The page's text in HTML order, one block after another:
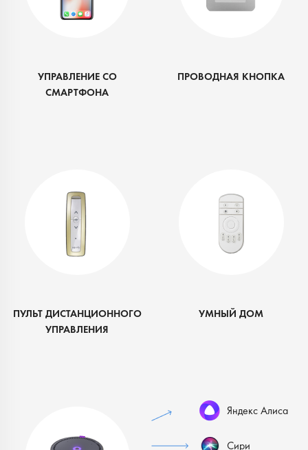
УПРАВЛЕНИЕ СО
СМАРТФОНА
ПРОВОДНАЯ КНОПКА
ПУЛЬТ ДИСТАНЦИОННОГО
УПРАВЛЕНИЯ
УМНЫЙ ДОМ